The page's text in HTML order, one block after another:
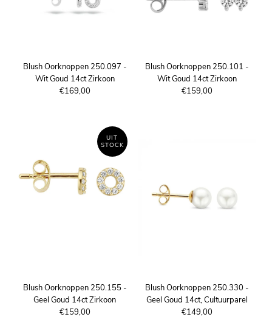
Blush Oorknoppen 250.097 -
Wit Goud 14ct Zirkoon
€169,00
Blush Oorknoppen 250.101 -
Wit Goud 14ct Zirkoon
€159,00
UIT
STOCK
Blush Oorknoppen 250.155 -
Geel Goud 14ct Zirkoon
€159,00
Blush Oorknoppen 250.330 -
Geel Goud 14ct, Cultuurparel
€149,00